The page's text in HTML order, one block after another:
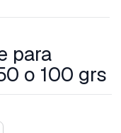
para
o 100 grs